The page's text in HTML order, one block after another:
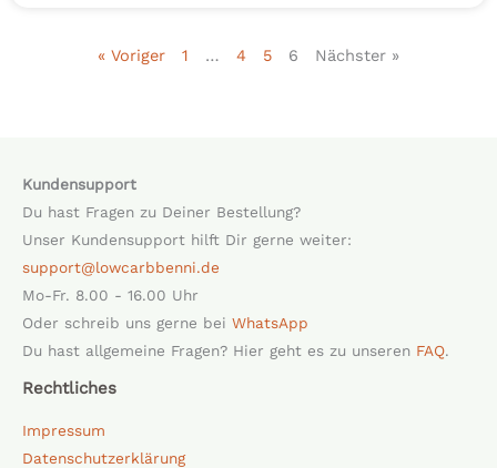
« Voriger 1 … 4 5 6 Nächster »
Kundensupport
Du hast Fragen zu Deiner Bestellung?
Unser Kundensupport hilft Dir gerne weiter:
support@lowcarbbenni.de
Mo-Fr. 8.00 - 16.00 Uhr
Oder schreib uns gerne bei WhatsApp
Du hast allgemeine Fragen? Hier geht es zu unseren FAQ.
Rechtliches
Impressum
Datenschutzerklärung